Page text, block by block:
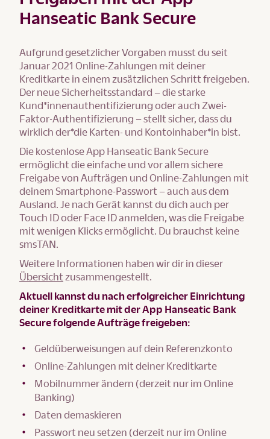
Hanseatic Bank Secure
Aufgrund gesetzlicher Vorgaben musst du seit
Januar 2021 Online-Zahlungen mit deiner
Kreditkarte in einem zusätzlichen Schritt freigeben.
Der neue Sicherheitsstandard – die starke
Kund*innenauthentifizierung oder auch Zwei-
Faktor-Authentifizierung – stellt sicher, dass du
wirklich der*die Karten- und Kontoinhaber*in bist.
Die kostenlose App Hanseatic Bank Secure
ermöglicht die einfache und vor allem sichere
Freigabe von Aufträgen und Online-Zahlungen mit
deinem Smartphone-Passwort – auch aus dem
Ausland. Je nach Gerät kannst du dich auch per
Touch ID oder Face ID anmelden, was die Freigabe
mit wenigen Klicks ermöglicht. Du brauchst keine
smsTAN.
Weitere Informationen haben wir dir in dieser
Übersicht zusammengestellt.
Aktuell kannst du nach erfolgreicher Einrichtung
deiner Kreditkarte mit der App Hanseatic Bank
Secure folgende Aufträge freigeben:
Geldüberweisungen auf dein Referenzkonto
Online-Zahlungen mit deiner Kreditkarte
Mobilnummer ändern (derzeit nur im Online
Banking)
Daten demaskieren
Passwort neu setzen (derzeit nur im Online